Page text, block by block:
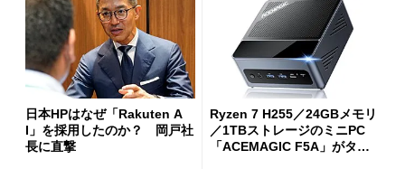
日本HPはなぜ「Rakuten A
I」を採用したのか？ 岡戸社
長に直撃
Ryzen 7 H255／24GBメモリ
／1TBストレージのミニPC
「ACEMAGIC F5A」がタイ